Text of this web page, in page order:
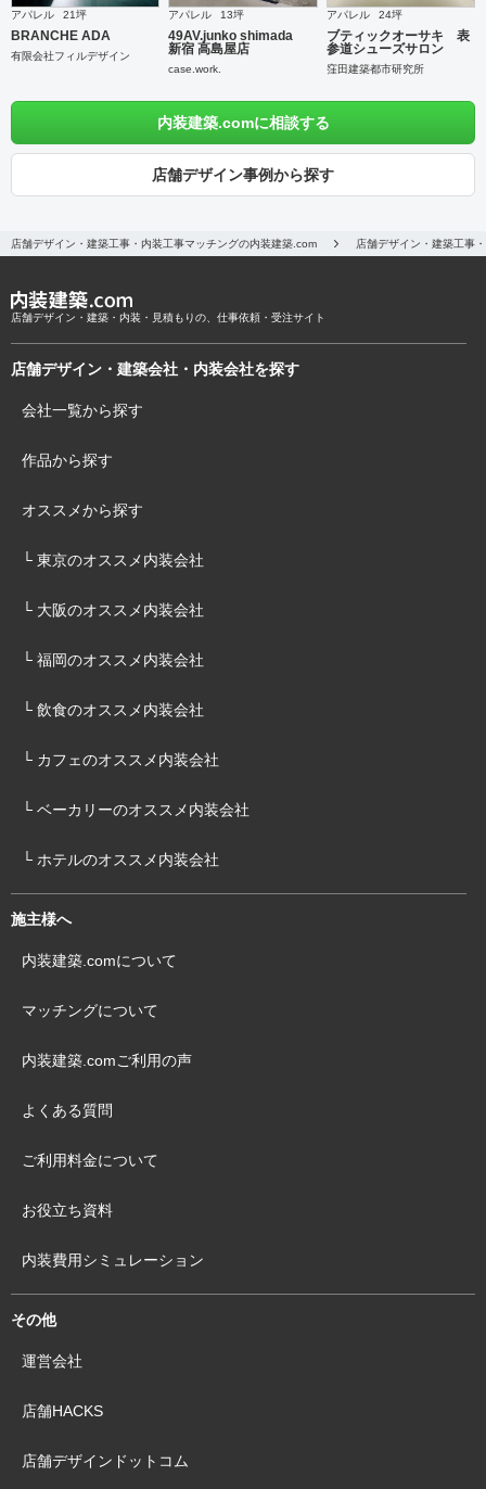
アパレル 21坪
BRANCHE ADA
有限会社フィルデザイン
アパレル 13坪
49AV.junko shimada
新宿 高島屋店
case.work.
アパレル 24坪
ブティックオーサキ 表
参道シューズサロン
窪田建築都市研究所
内装建築.comに相談する
店舗デザイン事例から探す
店舗デザイン・建築工事・内装工事マッチングの内装建築.com 店舗デザイン・建築工事
店舗デザイン・建築・内装・見積もりの、仕事依頼・受注サイト
店舗デザイン・建築会社・内装会社を探す
会社一覧から探す
作品から探す
オススメから探す
└ 東京のオススメ内装会社
└ 大阪のオススメ内装会社
└ 福岡のオススメ内装会社
└ 飲食のオススメ内装会社
└ カフェのオススメ内装会社
└ ベーカリーのオススメ内装会社
└ ホテルのオススメ内装会社
施主様へ
内装建築.comについて
マッチングについて
内装建築.comご利用の声
よくある質問
ご利用料金について
お役立ち資料
内装費用シミュレーション
その他
運営会社
店舗HACKS
店舗デザインドットコム